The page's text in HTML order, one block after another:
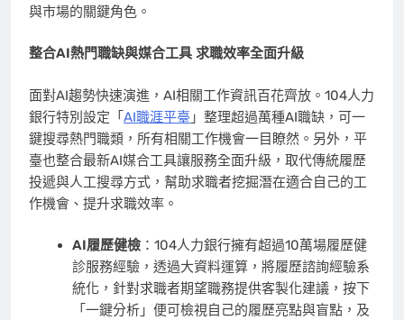
與市場的關鍵角色。
整合AI熱門職缺與媒合工具 求職效率全面升級
面對AI趨勢快速演進，AI相關工作資訊百花齊放。104人力
銀行特別設定「 AI職涯平臺 」整理超過萬種AI職缺，可一
鍵搜尋熱門職類，所有相關工作機會一目瞭然。另外，平
臺也整合最新AI媒合工具讓服務全面升級，取代傳統履歷
投遞與人工搜尋方式，幫助求職者挖掘潛在適合自己的工
作機會、提升求職效率。
AI履歷健檢：104人力銀行擁有超過10萬場履歷健
診服務經驗，透過大資料運算，將履歷諮詢經驗系
統化，針對求職者期望職務提供客製化建議，按下
「一鍵分析」便可檢視自己的履歷亮點與盲點，及